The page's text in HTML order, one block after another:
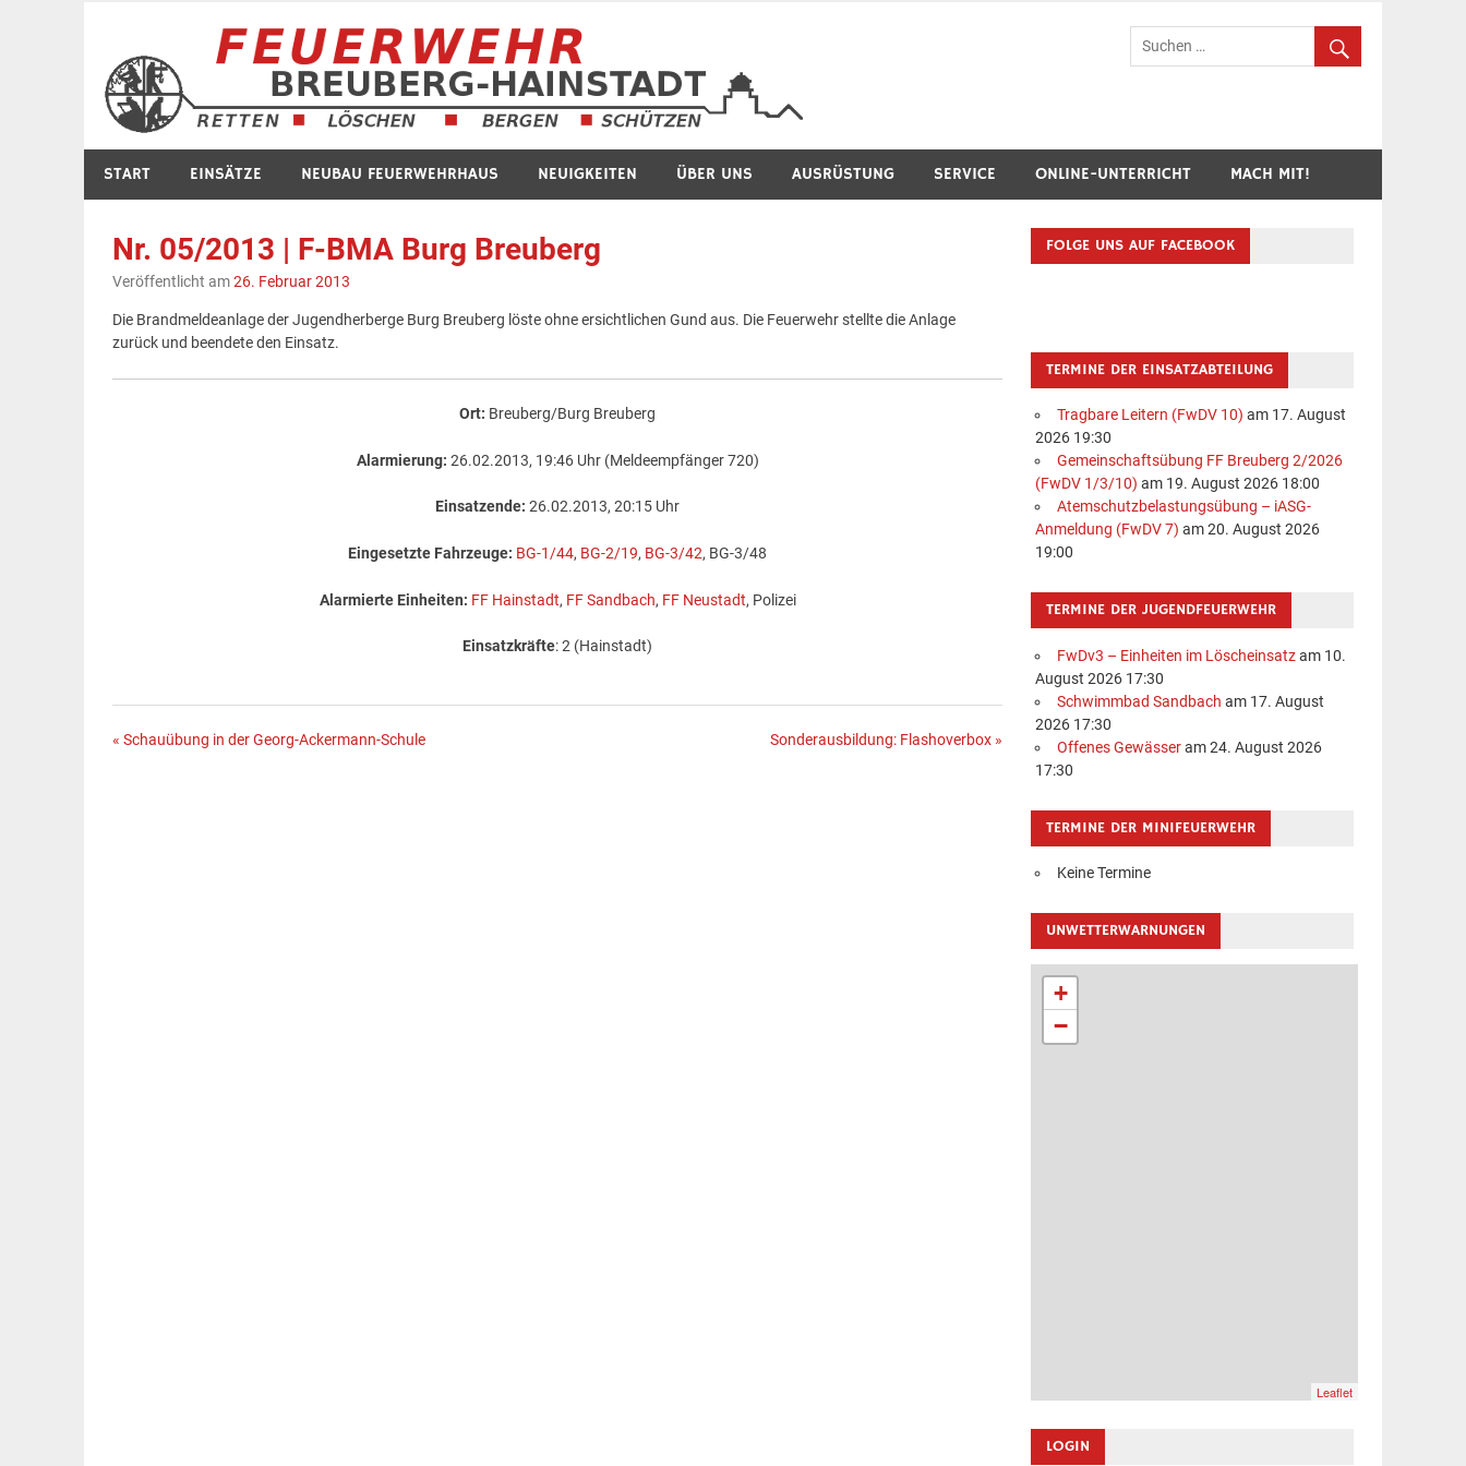
springen
Feuerwehr Breuberg-Hainstadt
START EINSÄTZE NEUBAU FEUERWEHRHAUS NEUIGKEITEN ÜBER UNS AUSRÜSTUNG SERVICE ONLINE-UNTERRICHT MACH MIT!
Nr. 05/2013 | F-BMA Burg Breuberg
Veröffentlicht am26. Februar 2013
Die Brandmeldeanlage der Jugendherberge Burg Breuberg löste ohne ersichtlichen Gund aus. Die Feuerwehr stellte die Anlage
zurück und beendete den Einsatz.
Ort: Breuberg/Burg Breuberg
Alarmierung: 26.02.2013, 19:46 Uhr (Meldeempfänger 720)
Einsatzende:26.02.2013, 20:15 Uhr
Eingesetzte Fahrzeuge: BG-1/44, BG-2/19, BG-3/42, BG-3/48
Alarmierte Einheiten: FF Hainstadt, FF Sandbach, FF Neustadt, Polizei
Einsatzkräfte: 2 (Hainstadt)
Beitragsnavigation
« Schauübung in der Georg-Ackermann-Schule Sonderausbildung: Flashoverbox »
FOLGE UNS AUF FACEBOOK
TERMINE DER EINSATZABTEILUNG
Tragbare Leitern (FwDV 10) am 17. August
2026 19:30
Gemeinschaftsübung FF Breuberg 2/2026
(FwDV 1/3/10) am 19. August 2026 18:00
Atemschutzbelastungsübung – iASG-
Anmeldung (FwDV 7) am 20. August 2026
19:00
TERMINE DER JUGENDFEUERWEHR
FwDv3 – Einheiten im Löscheinsatzam 10.
August 2026 17:30
Schwimmbad Sandbach am 17. August
2026 17:30
Offenes Gewässeram 24. August 2026
17:30
TERMINE DER MINIFEUERWEHR
Keine Termine
UNWETTERWARNUNGEN
+
−
Leaflet
LOGIN